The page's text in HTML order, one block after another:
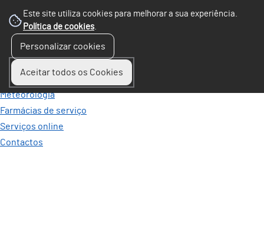
Este site utiliza cookies para melhorar a sua experiência.
Política de cookies.
Personalizar cookies
Aceitar todos os Cookies
Perguntas Frequentes
Ocorrências
Mobilidade
Meteorologia
Farmácias de serviço
Serviços online
Contactos